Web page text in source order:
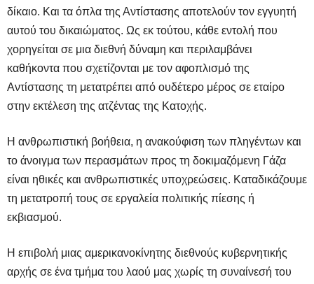
δίκαιο. Και τα όπλα της Αντίστασης αποτελούν τον εγγυητή
αυτού του δικαιώματος. Ως εκ τούτου, κάθε εντολή που
χορηγείται σε μια διεθνή δύναμη και περιλαμβάνει
καθήκοντα που σχετίζονται με τον αφοπλισμό της
Αντίστασης τη μετατρέπει από ουδέτερο μέρος σε εταίρο
στην εκτέλεση της ατζέντας της Κατοχής.
Η ανθρωπιστική βοήθεια, η ανακούφιση των πληγέντων και
το άνοιγμα των περασμάτων προς τη δοκιμαζόμενη Γάζα
είναι ηθικές και ανθρωπιστικές υποχρεώσεις. Καταδικάζουμε
τη μετατροπή τους σε εργαλεία πολιτικής πίεσης ή
εκβιασμού.
Η επιβολή μιας αμερικανοκίνητης διεθνούς κυβερνητικής
αρχής σε ένα τμήμα του λαού μας χωρίς τη συναίνεσή του